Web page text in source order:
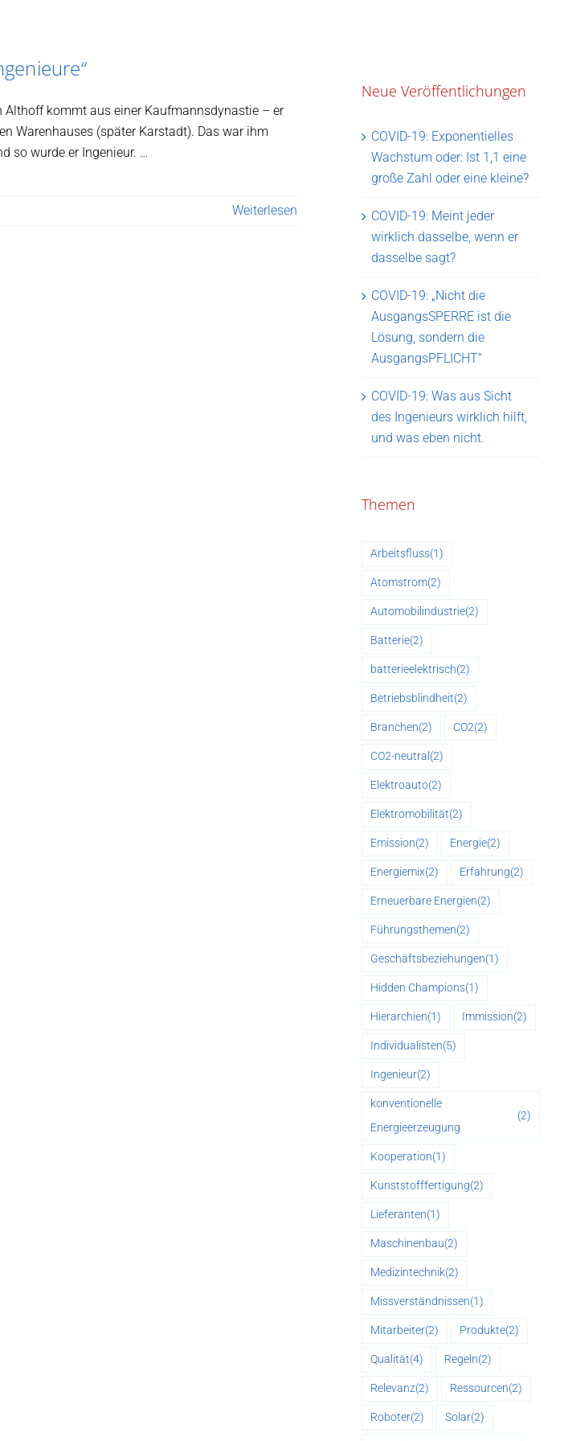
Althoff kommt aus einer Kaufmannsdynastie – er
Warenhauses (später Karstadt). Das war ihm
so wurde er Ingenieur. …
Weiterlesen
Neue Veröffentlichungen
COVID-19: Exponentielles
Wachstum oder: Ist 1,1 eine
große Zahl oder eine kleine?
COVID-19: Meint jeder
wirklich dasselbe, wenn er
dasselbe sagt?
COVID-19: „Nicht die
AusgangsSPERRE ist die
Lösung, sondern die
AusgangsPFLICHT“
COVID-19: Was aus Sicht
des Ingenieurs wirklich hilft,
und was eben nicht.
Themen
Arbeitsfluss(1)
Atomstrom(2)
Automobilindustrie(2)
Batterie(2)
batterieelektrisch(2)
Betriebsblindheit(2)
Branchen(2) CO2(2)
CO2-neutral (2)
Elektroauto(2)
Elektromobilität(2)
Emission(2) Energie(2)
Energiemix(2) Erfahrung(2)
Erneuerbare Energien(2)
Führungsthemen(2)
Geschäftsbeziehungen(1)
Hidden Champions(1)
Hierarchien(1) Immission(2)
Individualisten(5)
Ingenieur(2)
konventionelle
Energieerzeugung
(2)
Kooperation(1)
Kunststofffertigung(2)
Lieferanten(1)
Maschinenbau(2)
Medizintechnik(2)
Missverständnissen(1)
Mitarbeiter(2) Produkte(2)
Qualität(4) Regeln(2)
Relevanz(2) Ressourcen(2)
Roboter(2) Solar(2)